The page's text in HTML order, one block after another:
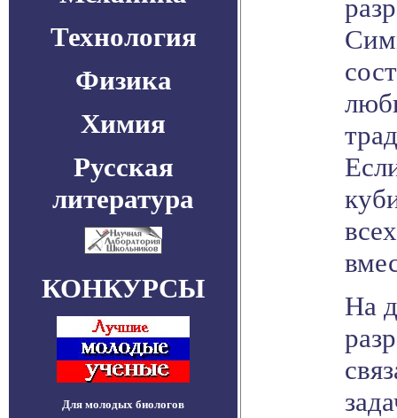
Технология
Физика
Химия
Русская
литература
КОНКУРСЫ
Для молодых биологов
На